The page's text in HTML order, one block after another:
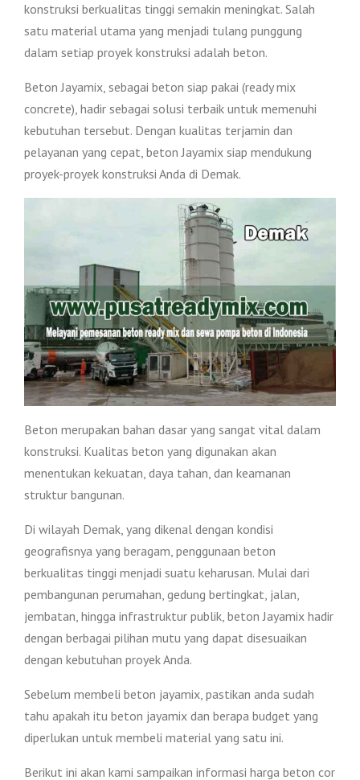
konstruksi berkualitas tinggi semakin meningkat. Salah
satu material utama yang menjadi tulang punggung
dalam setiap proyek konstruksi adalah beton.
Beton Jayamix, sebagai beton siap pakai (ready mix
concrete), hadir sebagai solusi terbaik untuk memenuhi
kebutuhan tersebut. Dengan kualitas terjamin dan
pelayanan yang cepat, beton Jayamix siap mendukung
proyek-proyek konstruksi Anda di Demak.
Beton merupakan bahan dasar yang sangat vital dalam
konstruksi. Kualitas beton yang digunakan akan
menentukan kekuatan, daya tahan, dan keamanan
struktur bangunan.
Di wilayah Demak, yang dikenal dengan kondisi
geografisnya yang beragam, penggunaan beton
berkualitas tinggi menjadi suatu keharusan. Mulai dari
pembangunan perumahan, gedung bertingkat, jalan,
jembatan, hingga infrastruktur publik, beton Jayamix hadir
dengan berbagai pilihan mutu yang dapat disesuaikan
dengan kebutuhan proyek Anda.
Sebelum membeli beton jayamix, pastikan anda sudah
tahu apakah itu beton jayamix dan berapa budget yang
diperlukan untuk membeli material yang satu ini.
Berikut ini akan kami sampaikan informasi harga beton cor